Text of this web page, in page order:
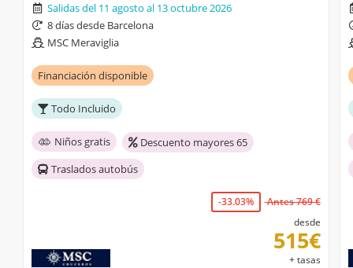
Salidas del 11 agosto al 13 octubre 2026
8 días desde Barcelona
MSC Meraviglia
Financiación disponible
Todo Incluido
Niños gratis
Descuento mayores 65
Traslados autobús
-33.03%
Antes 769 €
desde
515€
+ tasas